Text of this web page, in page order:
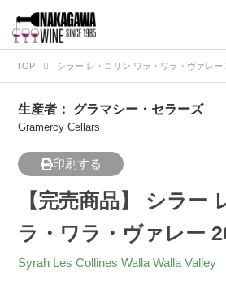
TOP シラー レ・コリン ワラ・ワラ・ヴァレー
生産者： グラマシー・セラーズ
Gramercy Cellars
印刷する
【完売商品】 シラー
ラ・ワラ・ヴァレー
Syrah Les Collines Walla Walla Valley